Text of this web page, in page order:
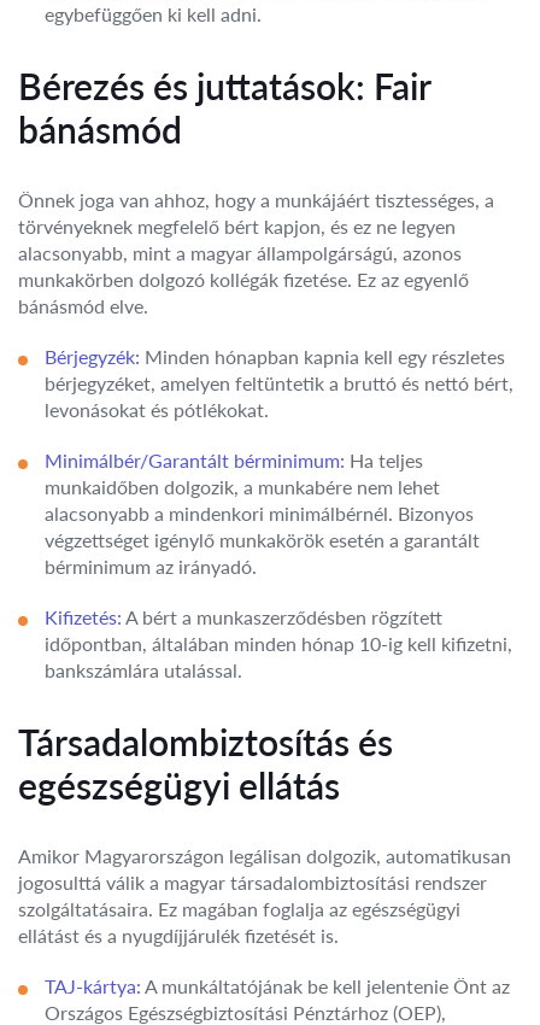
egybefüggően ki kell adni.
Bérezés és juttatások: Fair
bánásmód
Önnek joga van ahhoz, hogy a munkájáért tisztességes, a
törvényeknek megfelelő bért kapjon, és ez ne legyen
alacsonyabb, mint a magyar állampolgárságú, azonos
munkakörben dolgozó kollégák fizetése. Ez az egyenlő
bánásmód elve.
Bérjegyzék: Minden hónapban kapnia kell egy részletes
bérjegyzéket, amelyen feltüntetik a bruttó és nettó bért,
levonásokat és pótlékokat.
Minimálbér/Garantált bérminimum: Ha teljes
munkaidőben dolgozik, a munkabére nem lehet
alacsonyabb a mindenkori minimálbérnél. Bizonyos
végzettséget igénylő munkakörök esetén a garantált
bérminimum az irányadó.
Kifizetés: A bért a munkaszerződésben rögzített
időpontban, általában minden hónap 10-ig kell kifizetni,
bankszámlára utalással.
Társadalombiztosítás és
egészségügyi ellátás
Amikor Magyarországon legálisan dolgozik, automatikusan
jogosulttá válik a magyar társadalombiztosítási rendszer
szolgáltatásaira. Ez magában foglalja az egészségügyi
ellátást és a nyugdíjjárulék fizetését is.
TAJ-kártya: A munkáltatójának be kell jelentenie Önt az
Országos Egészségbiztosítási Pénztárhoz (OEP),